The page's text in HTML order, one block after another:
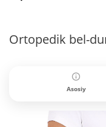
Ortopedik bel-
Asosiy